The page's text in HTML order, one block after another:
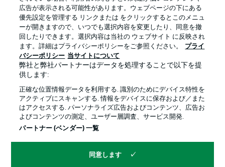
プライバシー・ポリシー 優先設定を管理する
利用条件 放送局
求人 選手
当サイトについて
© 2026 Bundesliga-Gruppe GmbH
言語をお選びください
広告が表示される可能性があります。ウェブページの下にある
優先設定を管理する リンクまたは をクリックするとこのメニュ
ーが開きますので、いつでも選択内容を変更したり、同意を撤
回したりできます。選択内容は当社の ウェブサイト に反映され
ます。詳細はプライバシーポリシーをご参照ください。
プライ
バシーポリシー 当サイトについて
弊社と弊社パートナーはデータを処理することで以下を提
供します:
正確な位置情報データを利用する. 識別のためにデバイス特性を
アクティブにスキャンする. 情報をデバイスに保存および／また
はアクセスする. パーソナライズ広告およびコンテンツ、広告お
よびコンテンツの測定、ユーザー層調査、サービス開発.
パートナー (ベンダー) 一覧
同意します